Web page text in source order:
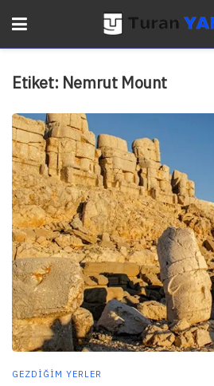
Etiket: Nemrut Mount
GEZDIĞIM YERLER